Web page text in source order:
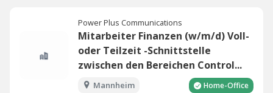
Power Plus Communications
Mitarbeiter Finanzen (w/m/d) Voll-
oder Teilzeit -Schnittstelle
zwischen den Bereichen Control...
Mannheim Home-Office